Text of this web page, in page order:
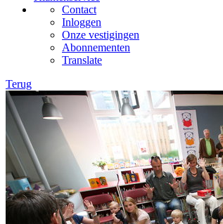
Contact
Inloggen
Onze vestigingen
Abonnementen
Translate
Terug